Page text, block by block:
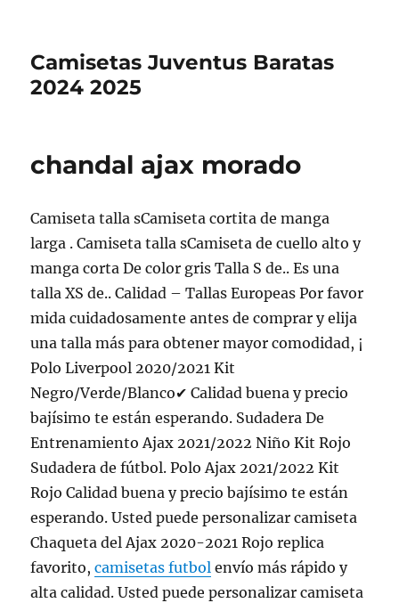
Camisetas Juventus Baratas
2024 2025
chandal ajax morado
Camiseta talla sCamiseta cortita de manga
larga . Camiseta talla sCamiseta de cuello alto y
manga corta De color gris Talla S de.. Es una
talla XS de.. Calidad – Tallas Europeas Por favor
mida cuidadosamente antes de comprar y elija
una talla más para obtener mayor comodidad, ¡
Polo Liverpool 2020/2021 Kit
Negro/Verde/Blanco✔ Calidad buena y precio
bajísimo te están esperando. Sudadera De
Entrenamiento Ajax 2021/2022 Niño Kit Rojo
Sudadera de fútbol. Polo Ajax 2021/2022 Kit
Rojo Calidad buena y precio bajísimo te están
esperando. Usted puede personalizar camiseta
Chaqueta del Ajax 2020-2021 Rojo replica
favorito,camisetas futbol envío más rápido y
alta calidad. Usted puede personalizar camiseta